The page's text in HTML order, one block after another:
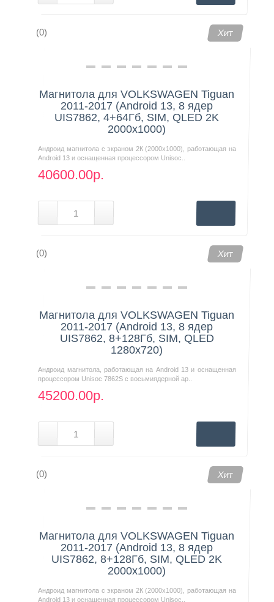
(0) Хит
Магнитола для VOLKSWAGEN Tiguan
2011-2017 (Android 13, 8 ядер
UIS7862, 4+64Гб, SIM, QLED 2K
2000x1000)
Андроид магнитола с экраном 2К (2000х1000), работающая на
Android 13 и оснащенная процессором Unisoc..
40600.00р.
(0) Хит
Магнитола для VOLKSWAGEN Tiguan
2011-2017 (Android 13, 8 ядер
UIS7862, 8+128Гб, SIM, QLED
1280x720)
Андроид магнитола, работающая на Android 13 и оснащенная
процессором Unisoc 7862S с восьмиядерной ар..
45200.00р.
(0) Хит
Магнитола для VOLKSWAGEN Tiguan
2011-2017 (Android 13, 8 ядер
UIS7862, 8+128Гб, SIM, QLED 2K
2000x1000)
Андроид магнитола с экраном 2К (2000х1000), работающая на
Android 13 и оснащенная процессором Unisoc..